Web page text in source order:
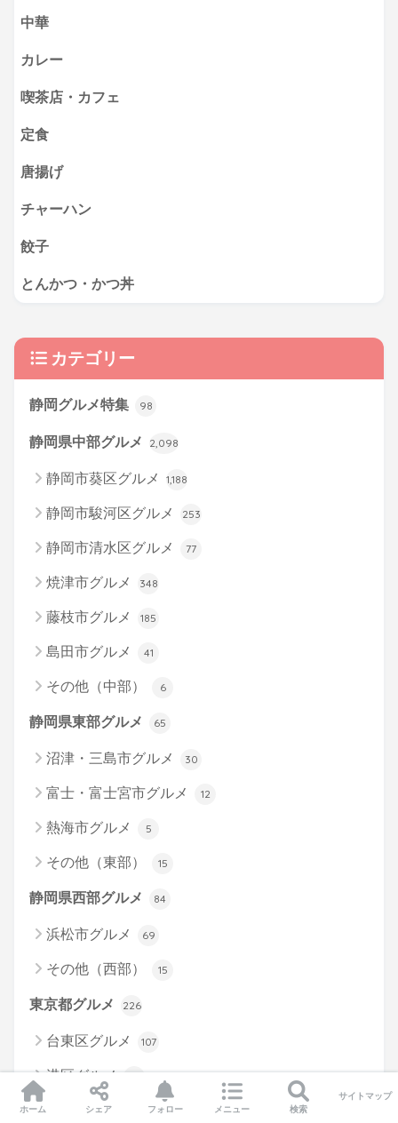
中華
カレー
喫茶店・カフェ
定食
唐揚げ
チャーハン
餃子
とんかつ・かつ丼
カテゴリー
静岡グルメ特集 98
静岡県中部グルメ 2,098
静岡市葵区グルメ 1,188
静岡市駿河区グルメ 253
静岡市清水区グルメ 77
焼津市グルメ 348
藤枝市グルメ 185
島田市グルメ 41
その他（中部） 6
静岡県東部グルメ 65
沼津・三島市グルメ 30
富士・富士宮市グルメ 12
熱海市グルメ 5
その他（東部） 15
静岡県西部グルメ 84
浜松市グルメ 69
その他（西部） 15
東京都グルメ 226
台東区グルメ 107
港区グルメ 20
渋谷区グルメ 7
ホーム シェア フォロー メニュー 検索
サイトマップ